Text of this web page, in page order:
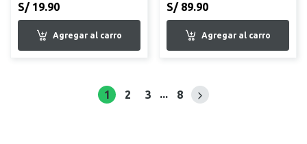
S/ 19.90 S/ 89.90
1 2 3 ... 8 Siguiente página